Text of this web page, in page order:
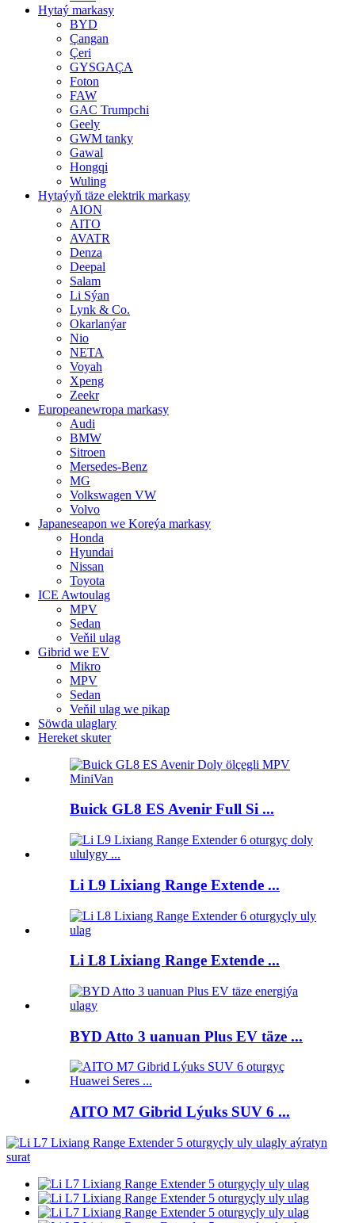
Hytaý markasy
BYD
Çangan
Çeri
GYSGAÇA
Foton
FAW
GAC Trumpchi
Geely
GWM tanky
Gawal
Hongqi
Wuling
Hytaýyň täze elektrik markasy
AION
AITO
AVATR
Denza
Deepal
Salam
Li Sýan
Lynk & Co.
Okarlanýar
Nio
NETA
Voyah
Xpeng
Zeekr
Europeanewropa markasy
Audi
BMW
Sitroen
Mersedes-Benz
MG
Volkswagen VW
Volvo
Japaneseapon we Koreýa markasy
Honda
Hyundai
Nissan
Toyota
ICE Awtoulag
MPV
Sedan
Veňil ulag
Gibrid we EV
Mikro
MPV
Sedan
Veňil ulag we pikap
Söwda ulaglary
Hereket skuter
Buick GL8 ES Avenir Full Si ...
Li L9 Lixiang Range Extende ...
Li L8 Lixiang Range Extende ...
BYD Atto 3 uanuan Plus EV täze ...
AITO M7 Gibrid Lýuks SUV 6 ...